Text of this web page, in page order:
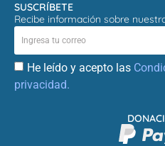
SUSCRÍBETE
Recibe información sobre
He leído y acepto las
privacidad.